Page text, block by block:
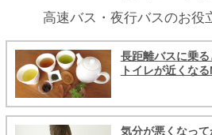
高速バス・夜行バスのお役
長距離バスに乗る
トイレが近くな
気分が悪くなっ